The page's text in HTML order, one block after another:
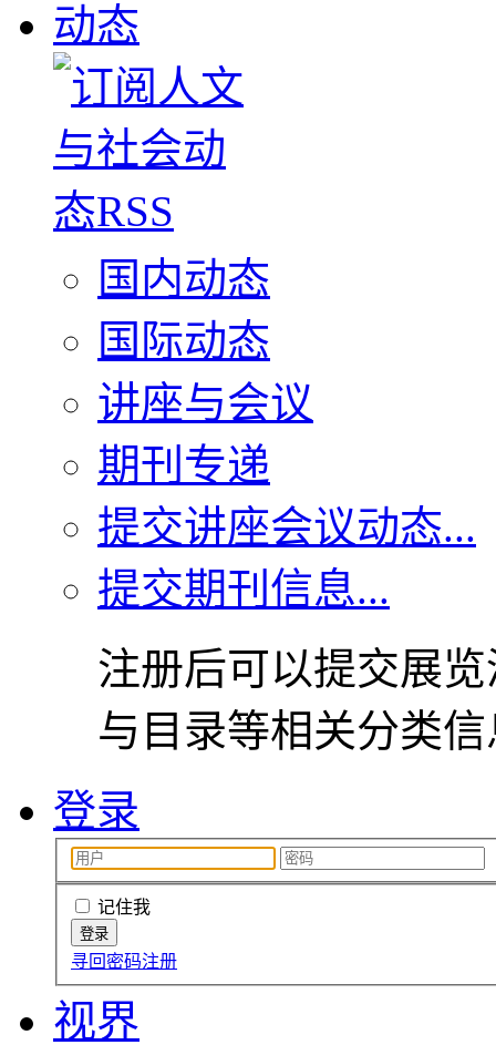
动态
国内动态
国际动态
讲座与会议
期刊专递
提交讲座会议动态...
提交期刊信息...
注册后可以提交展
与目录等相关分类
登录
记住我
寻回密码注册
视界